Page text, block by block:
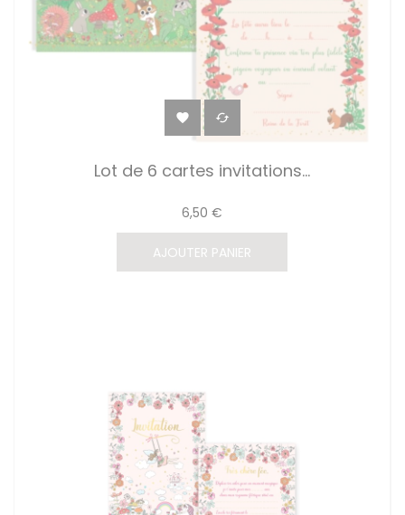
 
Lot de 6 cartes invitations...
6,50 €
AJOUTER PANIER